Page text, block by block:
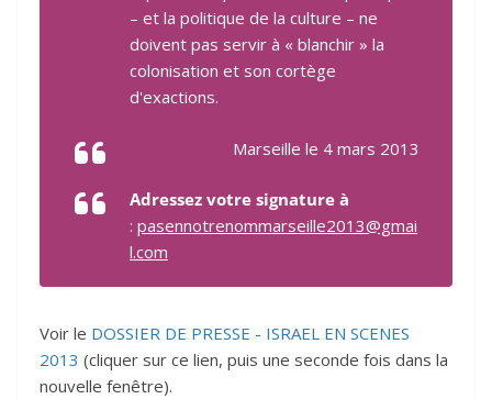
– et la politique de la culture – ne
doivent pas servir à « blanchir » la
colonisation et son cortège
d'exactions.
Marseille le 4 mars 2013
Adressez votre signature à
: pasennotrenommarseille2013@gmai
l.com
Voir le DOSSIER DE PRESSE - ISRAEL EN SCENES
2013 (cliquer sur ce lien, puis une seconde fois dans la
nouvelle fenêtre).